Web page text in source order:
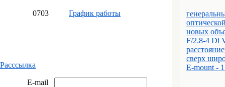
0703 График работы
Расссылка
E-mail
новых
F/2.8-4 Di
сверх
E-mount -